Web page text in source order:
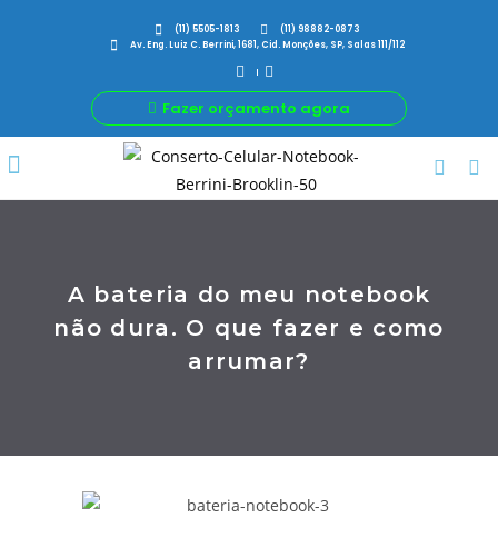
(11) 5505-1813
(11) 98882-0873
Av. Eng. Luiz C. Berrini, 1681, Cid. Monções, SP, Salas 111/112
Fazer orçamento agora
A bateria do meu notebook
não dura. O que fazer e como
arrumar?